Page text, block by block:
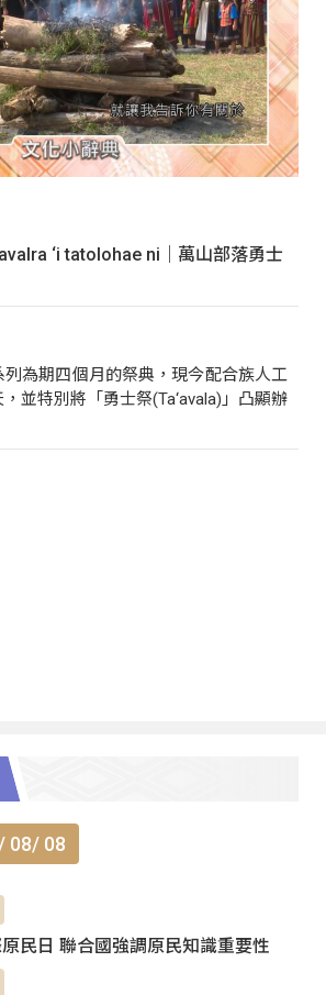
‘i tatolohae ni｜萬山部落勇士
為期四個月的祭典，現今配合族人工
並特別將「勇士祭(Ta‘avala)」凸顯辦
08/ 08
民日 聯合國強調原民知識重要性